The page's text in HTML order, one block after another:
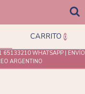
CARRITO 0
65133210 WHATSAPP | ENVÍO
ARGENTINO